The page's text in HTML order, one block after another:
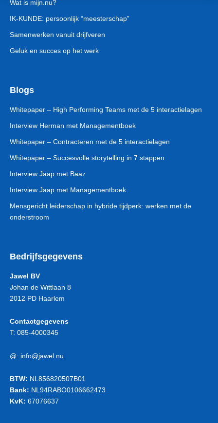
Wat is mijn.nu?
IK-KUNDE: persoonlijk “meesterschap”
Samenwerken vanuit drijfveren
Geluk en succes op het werk
Blogs
Whitepaper – High Performing Teams met de 5 interactielagen
Interview Herman met Managementboek
Whitepaper – Contracteren met de 5 interactielagen
Whitepaper – Succesvolle storytelling in 7 stappen
Interview Jaap met Baaz
Interview Jaap met Managementboek
Mensgericht leiderschap in hybride tijdperk: werken met de
onderstroom
Bedrijfsgegevens
Jawel BV
Johan de Wittlaan 8
2012 PD Haarlem
Contactgegevens
T: 085-4000345
@: info@jawel.nu
BTW: NL856820507B01
Bank: NL94RABO0106662473
KvK: 67076637